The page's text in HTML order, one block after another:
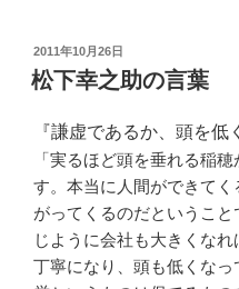
投
稿
日:
2011年10月26日
松下幸之助の言葉
『謙虚であるか、頭を低
「実るほど頭を垂れる稲
す。本当に人間ができて
がってくるのだというこ
じように会社も大きくな
丁寧になり、頭も低くな